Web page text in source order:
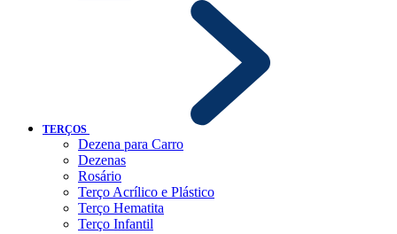
TERÇOS
Dezena para Carro
Dezenas
Rosário
Terço Acrílico e Plástico
Terço Hematita
Terço Infantil